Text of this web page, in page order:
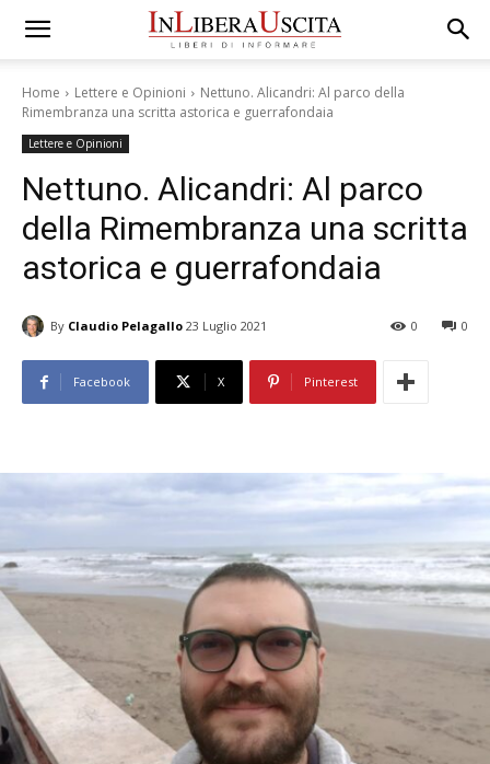
Home Lettere e Opinioni
Nettuno. Alicandri: Al parco della
Rimembranza una scritta astorica e guerrafondaia
Lettere e Opinioni
Nettuno. Alicandri: Al parco
della Rimembranza una scritta
astorica e guerrafondaia
By Claudio Pelagallo 23 Luglio 2021 0
0
Facebook X Pinterest